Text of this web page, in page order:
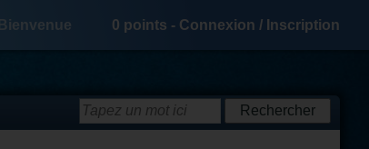
Bienvenue 0 points - Connexion / Inscription